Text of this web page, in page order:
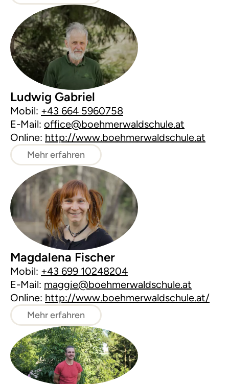
Ludwig Gabriel
Mobil: +43 664 5960758
E-Mail: office@boehmerwaldschule.at
Online: http://www.boehmerwaldschule.at
Mehr erfahren
Magdalena Fischer
Mobil: +43 699 10248204
E-Mail: maggie@boehmerwaldschule.at
Online: http://www.boehmerwaldschule.at/
Mehr erfahren